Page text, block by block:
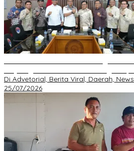
Di Advetorial, Berita Viral, Daerah, News
25/07/2026